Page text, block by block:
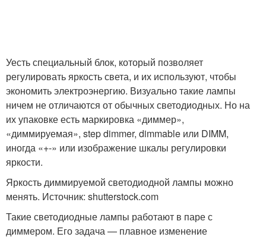
Уесть специальный блок, который позволяет
регулировать яркость света, и их используют, чтобы
экономить электроэнергию. Визуально такие лампы
ничем не отличаются от обычных светодиодных. Но на
их упаковке есть маркировка «диммер»,
«диммируемая», step dimmer, dimmable или DIMM,
иногда «+-» или изображение шкалы регулировки
яркости.
Яркость диммируемой светодиодной лампы можно
менять. Источник: shutterstock.com
Такие светодиодные лампы работают в паре с
диммером. Его задача — плавное изменение